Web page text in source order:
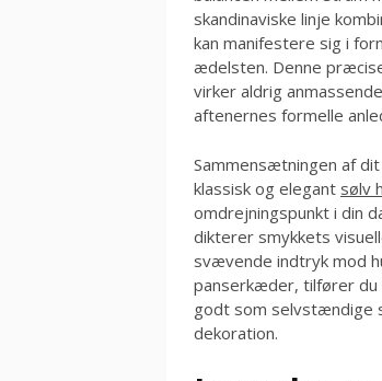
skandinaviske linje
kan manifestere sig i
ædelsten. Denne
virker aldrig
aftenernes formelle
Sammensætningen af
klassisk og elegant sølv
omdrejningspunkt i din
dikterer smykkets
svævende indtryk mod
panserkæder, tilfører
godt som selvstændige
dekoration.